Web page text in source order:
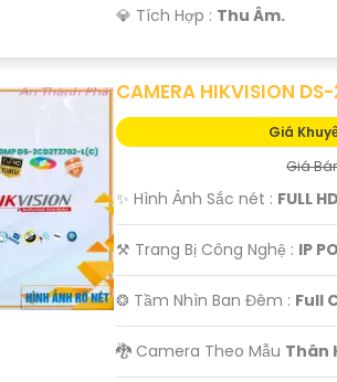
️💎 Tích Hợp : Thu Âm.
CAMERA HIKVISION
Giá
Giá
✨ Hình Ảnh Sắc nét : FULL
⚒ Trang Bị Công Nghệ : IP
❂ Tầm Nhìn Ban Đêm : Full
🐉️ Camera Theo Mẫu Thân